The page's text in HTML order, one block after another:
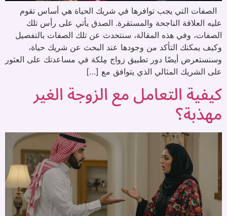
الصفات التي يجب توافرها في شريك الحياة هي أساس تقوم
عليه العلاقة الناجحة والمستقرة. الصدق يأتي على رأس تلك
الصفات، وفي هذه المقالة، سنتحدث عن تلك الصفات بالتفصيل
وكيف يمكنك التأكد من وجودها عند البحث عن شريك حياة،
وسنستعرض أيضًا دور تطبيق زواج مِلكة في مساعدتك على العثور
على الشريك المثالي الذي يتوافق مع […]
كيفية التعامل مع الزوجة الغير
مهذبة؟